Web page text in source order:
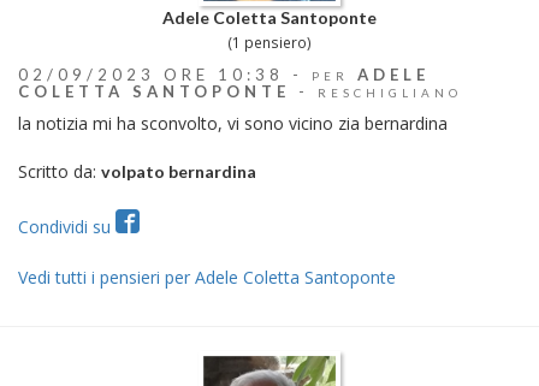
Adele Coletta Santoponte
(1 pensiero)
02/09/2023 ORE 10:38 - PER
ADELE
COLETTA SANTOPONTE
- RESCHIGLIANO
la notizia mi ha sconvolto, vi sono vicino zia bernardina
Scritto da: volpato bernardina
Condividi su
Vedi tutti i pensieri per Adele Coletta Santoponte